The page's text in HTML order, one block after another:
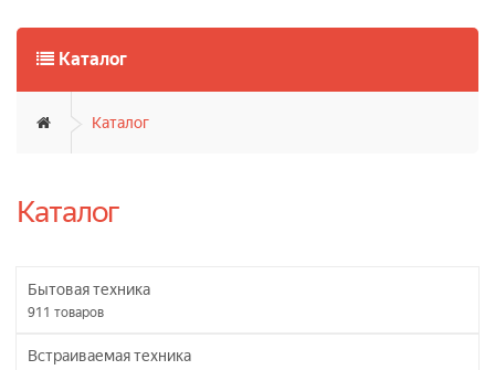
Каталог
Каталог
Каталог
Бытовая техника
911 товаров
Встраиваемая техника